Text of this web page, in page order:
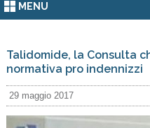
MENU
Talidomide, la Consulta
normativa pro indennizzi
29 maggio 2017